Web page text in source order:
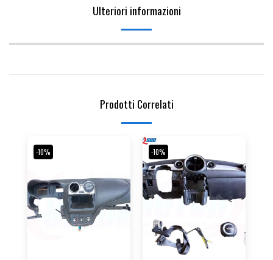
Ulteriori informazioni
Prodotti Correlati
-10% -10%